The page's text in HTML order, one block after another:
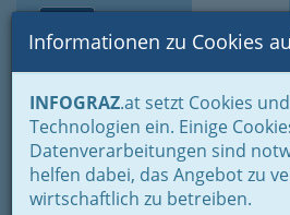
Suche
Informationen zu Cookies
INFOGRAZ.at setzt Cookies
Technologien ein. Einige
Datenverarbeitungen sind
helfen dabei, das Angebot zu
wirtschaftlich zu betreiben.
Home Branchen
Einkaufen &
Der Handel nach WKO-Gliederung
Lederwaren- u. Spielwaren- &
Golfzone